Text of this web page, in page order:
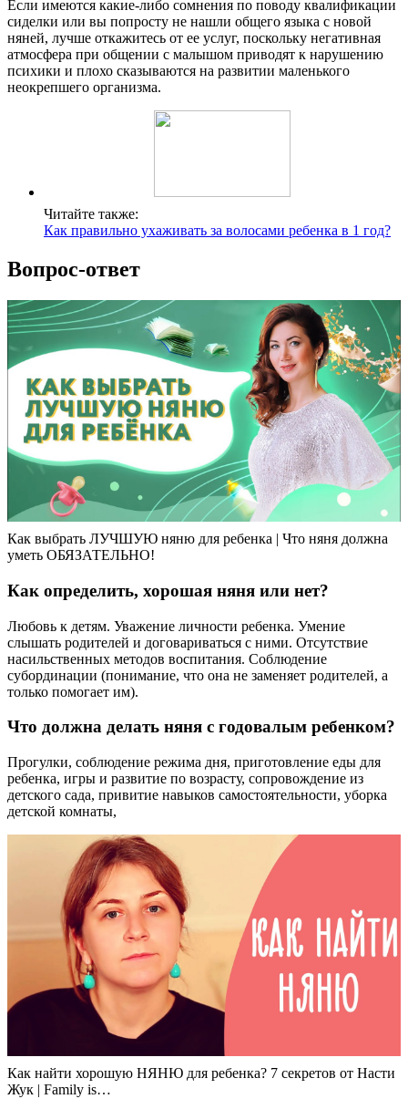
Если имеются какие-либо сомнения по поводу квалификации
сиделки или вы попросту не нашли общего языка с новой
няней, лучше откажитесь от ее услуг, поскольку негативная
атмосфера при общении с малышом приводят к нарушению
психики и плохо сказываются на развитии маленького
неокрепшего организма.
Читайте также:
Как правильно ухаживать за волосами ребенка в 1 год?
Вопрос-ответ
Как выбрать ЛУЧШУЮ няню для ребенка | Что няня должна
уметь ОБЯЗАТЕЛЬНО!
Как определить, хорошая няня или нет?
Любовь к детям. Уважение личности ребенка. Умение
слышать родителей и договариваться с ними. Отсутствие
насильственных методов воспитания. Соблюдение
субординации (понимание, что она не заменяет родителей, а
только помогает им).
Что должна делать няня с годовалым ребенком?
Прогулки, соблюдение режима дня, приготовление еды для
ребенка, игры и развитие по возрасту, сопровождение из
детского сада, привитие навыков самостоятельности, уборка
детской комнаты,
Как найти хорошую НЯНЮ для ребенка? 7 секретов от Насти
Жук | Family is…